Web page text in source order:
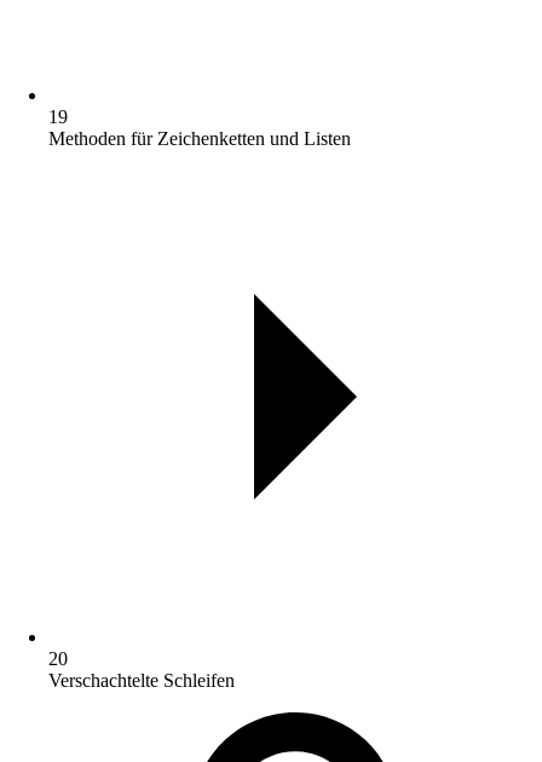
19
Methoden für Zeichenketten und Listen
20
Verschachtelte Schleifen